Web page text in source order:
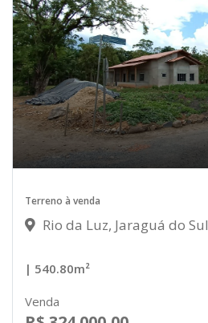
Terreno à venda
Rio da Luz, Jaraguá do Sul
| 540.80m²
Venda